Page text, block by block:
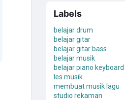
Labels
belajar drum
belajar gitar
belajar gitar bass
belajar musik
belajar piano keyboard
les musik
membuat musik lagu
studio rekaman